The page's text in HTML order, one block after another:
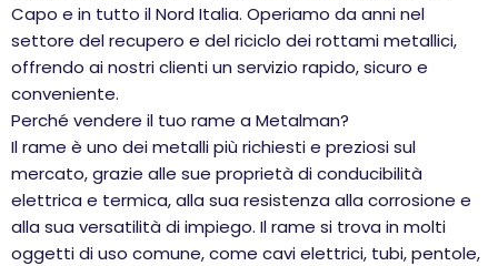
Capo e in tutto il Nord Italia. Operiamo da anni nel
settore del recupero e del riciclo dei rottami metallici,
offrendo ai nostri clienti un servizio rapido, sicuro e
conveniente.
Perché vendere il tuo rame a Metalman?
Il rame è uno dei metalli più richiesti e preziosi sul
mercato, grazie alle sue proprietà di conducibilità
elettrica e termica, alla sua resistenza alla corrosione e
alla sua versatilità di impiego. Il rame si trova in molti
oggetti di uso comune, come cavi elettrici, tubi, pentole,